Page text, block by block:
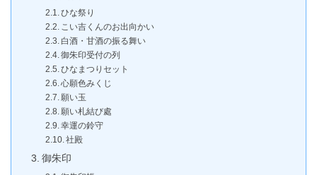
ひな祭り
こい吉くんのお出向かい
白酒・甘酒の振る舞い
御朱印受付の列
ひなまつりセット
心願色みくじ
願い玉
願い札結び處
幸運の鈴守
社殿
御朱印